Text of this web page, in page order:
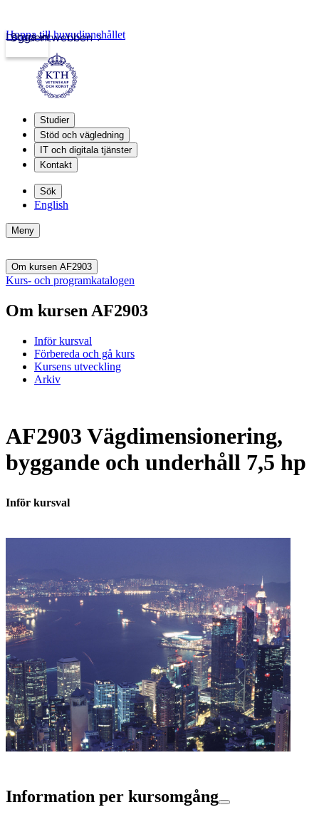
Studentwebben
Logga in
Hoppa till huvudinnehållet
Studier
Stöd och vägledning
IT och digitala tjänster
Kontakt
Sök
English
Meny
Om kursen AF2903
Kurs- och programkatalogen
Om kursen AF2903
Inför kursval
Förbereda och gå kurs
Kursens utveckling
Arkiv
AF2903 Vägdimensionering,
byggande och underhåll 7,5 hp
Inför kursval
Information per kursomgång